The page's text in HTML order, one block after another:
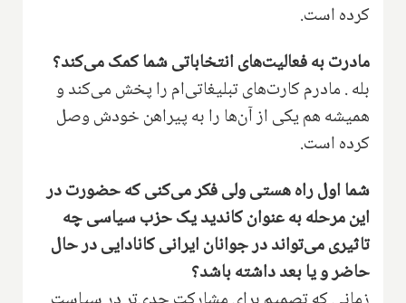
کرد‌ه است.
مادرت به‌ فعالیت‌های انتخاباتی شما کمک می‌کند؟
بله . ‌مادرم‌ کارت‌های تبلیغاتی‌ام را پخش می‌کند و
همیشه هم یکی از آن‌ها را به پیراهن خودش وصل
کرده است‌.
شما اول راه هستی ولی فکر می‌کنی که حضورت‌ در
این مرحله به عنوان کاندید یک حزب سیاسی چه
تاثیری می‌تواند در جوانان ایرانی کانادایی در حال
حاضر و یا بعد داشته باشد؟